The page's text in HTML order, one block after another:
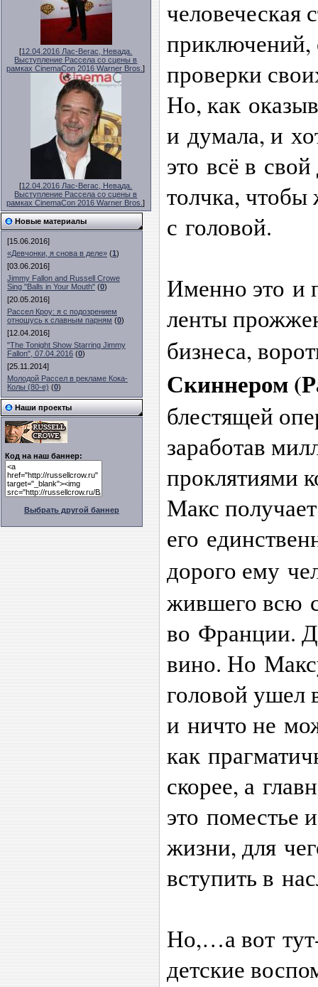
[12.04.2016 Лас-Вегас, Невада.
Выступление Рассела со сцены в
рамках CinemaCon 2016 Warner Bros.]
[12.04.2016 Лас-Вегас, Невада.
Выступление Рассела со сцены в
рамках CinemaCon 2016 Warner Bros.]
Новые материалы
[15.06.2016]
«Девчонки, я снова в деле» (1)
[03.06.2016]
Jimmy Fallon and Russell Crowe
Sing "Balls in Your Mouth" (0)
[20.05.2016]
Рассел Кроу: я с подозрением
отношусь к славным парням (0)
[12.04.2016]
"The Tonight Show Starring Jimmy
Fallon", 07.04.2016 (0)
[25.11.2014]
Молодой Рассел в рекламе Кока-
Колы (80-е) (0)
Наши проекты
Код на наш баннер:
Выбрать другой баннер
приключений,
проверки
Но, как
и думала, и
это всё в
толчка, чтобы
с головой.
Именно это и
ленты
бизнеса,
Скиннером
блестящей
заработав
проклятиями
Макс
его
дорого ему
жившего всю
во Франции.
вино. Но
головой ушел
и ничто не
как
скорее, а
это поместье
жизни, для
вступить в
Но,…а вот
детские